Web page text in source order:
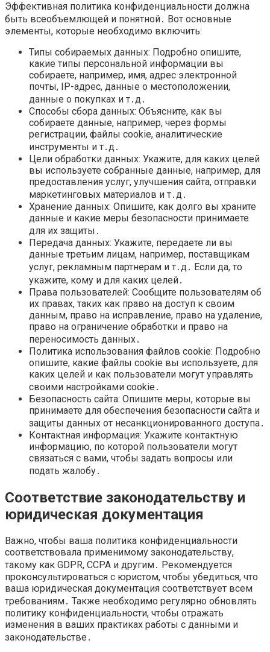
Эффективная политика конфиденциальности должна
быть всеобъемлющей и понятной․ Вот основные
элементы, которые необходимо включить:
Типы собираемых данных: Подробно опишите,
какие типы персональной информации вы
собираете, например, имя, адрес электронной
почты, IP-адрес, данные о местоположении,
данные о покупках и т․д․
Способы сбора данных: Объясните, как вы
собираете данные, например, через формы
регистрации, файлы cookie, аналитические
инструменты и т․д․
Цели обработки данных: Укажите, для каких целей
вы используете собранные данные, например, для
предоставления услуг, улучшения сайта, отправки
маркетинговых материалов и т․д․
Хранение данных: Опишите, как долго вы храните
данные и какие меры безопасности принимаете
для их защиты․
Передача данных: Укажите, передаете ли вы
данные третьим лицам, например, поставщикам
услуг, рекламным партнерам и т․д․ Если да, то
укажите, кому и для каких целей․
Права пользователей: Сообщите пользователям об
их правах, таких как право на доступ к своим
данным, право на исправление, право на удаление,
право на ограничение обработки и право на
переносимость данных․
Политика использования файлов cookie: Подробно
опишите, какие файлы cookie вы используете, для
каких целей и как пользователи могут управлять
своими настройками cookie․
Безопасность сайта: Опишите меры, которые вы
принимаете для обеспечения безопасности сайта и
защиты данных от несанкционированного доступа․
Контактная информация: Укажите контактную
информацию, по которой пользователи могут
связаться с вами, чтобы задать вопросы или
подать жалобу․
Соответствие законодательству и
юридическая документация
Важно, чтобы ваша политика конфиденциальности
соответствовала применимому законодательству,
такому как GDPR, CCPA и другим․ Рекомендуется
проконсультироваться с юристом, чтобы убедиться, что
ваша юридическая документация соответствует всем
требованиям․ Также необходимо регулярно обновлять
политику конфиденциальности, чтобы отражать
изменения в ваших практиках работы с данными и
законодательстве․